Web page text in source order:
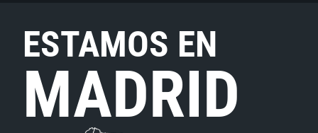
ESTAMOS EN
MADRID